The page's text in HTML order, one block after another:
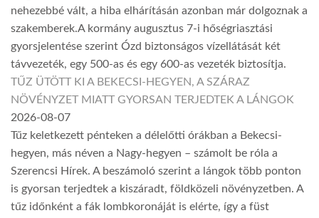
nehezebbé vált, a hiba elhárításán azonban már dolgoznak a
szakemberek.A kormány augusztus 7-i hőségriasztási
gyorsjelentése szerint Ózd biztonságos vízellátását két
távvezeték, egy 500-as és egy 600-as vezeték biztosítja.
TŰZ ÜTÖTT KI A BEKECSI-HEGYEN, A SZÁRAZ
NÖVÉNYZET MIATT GYORSAN TERJEDTEK A LÁNGOK
2026-08-07
Tűz keletkezett pénteken a délelőtti órákban a Bekecsi-
hegyen, más néven a Nagy-hegyen – számolt be róla a
Szerencsi Hírek. A beszámoló szerint a lángok több ponton
is gyorsan terjedtek a kiszáradt, földközeli növényzetben. A
tűz időnként a fák lombkoronáját is elérte, így a füst